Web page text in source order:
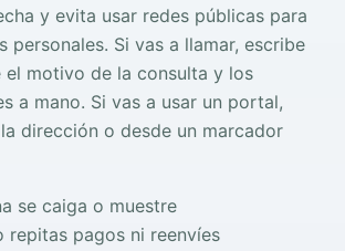
y evita usar redes públicas para
personales. Si vas a llamar, escribe
el motivo de la consulta y los
a mano. Si vas a usar un portal,
dirección o desde un marcador
se caiga o muestre
repitas pagos ni reenvíes